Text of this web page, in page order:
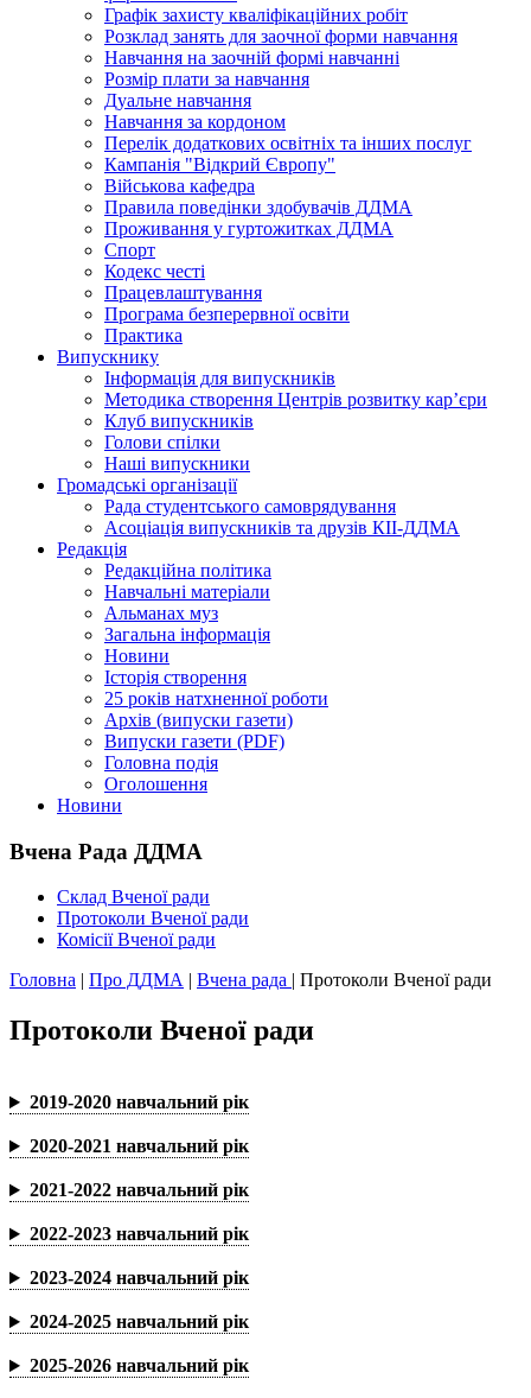
Графік захисту кваліфікаційних робіт
Розклад занять для заочної форми навчання
Навчання на заочній формі навчанні
Розмір плати за навчання
Дуальне навчання
Навчання за кордоном
Перелік додаткових освітніх та інших послуг
Кампанія "Відкрий Європу"
Військова кафедра
Правила поведінки здобувачів ДДМА
Проживання у гуртожитках ДДМА
Спорт
Кодекс честі
Працевлаштування
Програма безперервної освіти
Практика
Випускнику
Інформація для випускників
Методика створення Центрів розвитку кар’єри
Клуб випускників
Голови спілки
Наші випускники
Громадські організації
Рада студентського самоврядування
Асоціація випускників та друзів КІІ-ДДМА
Редакція
Редакційна політика
Навчальні матеріали
Альманах муз
Загальна інформація
Новини
Історія створення
25 років натхненної роботи
Архів (випуски газети)
Випуски газети (PDF)
Головна подія
Оголошення
Новини
Вчена Рада ДДМА
Склад Вченої ради
Протоколи Вченої ради
Комісії Вченої ради
Головна | Про ДДМА | Вчена рада | Протоколи Вченої ради
Протоколи Вченої ради
2019-2020 навчальний рік
2020-2021 навчальний рік
2021-2022 навчальний рік
2022-2023 навчальний рік
2023-2024 навчальний рік
2024-2025 навчальний рік
2025-2026 навчальний рік